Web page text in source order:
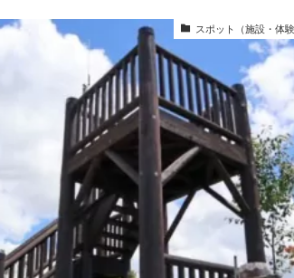
スポット（施設・体